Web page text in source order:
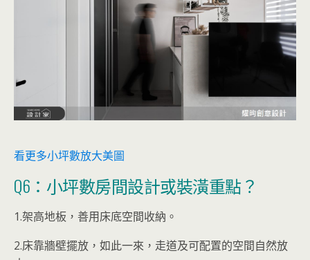
看更多小坪數放大美圖
Q6：小坪數房間設計或裝潢重點？
1.架高地板，善用床底空間收納。
2.床靠牆壁擺放，如此一來，走道及可配置的空間自然放